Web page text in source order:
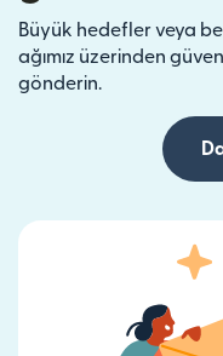
Büyük hedefler veya
ağımız üzerinden
gönderin.